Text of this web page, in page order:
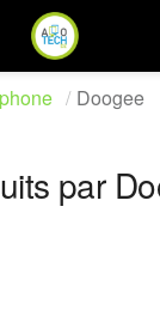
Doogee
par